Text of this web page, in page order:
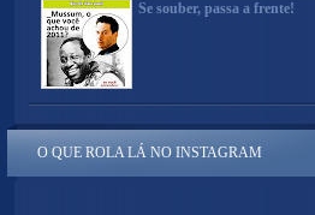
Se souber, passa a frente!
O QUE ROLA LÁ NO INSTAGRAM